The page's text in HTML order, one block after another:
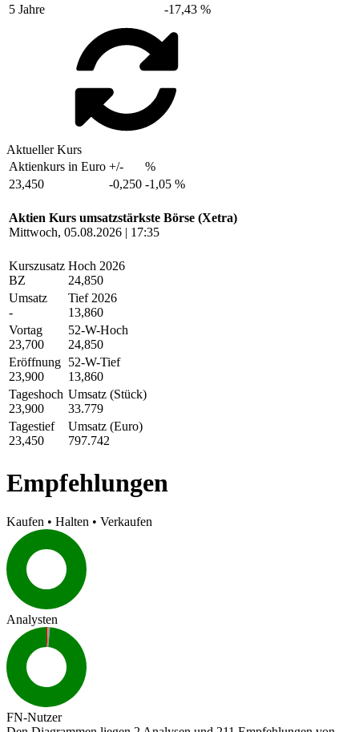
5 Jahre -17,43 %
Aktueller Kurs
Aktienkurs in Euro +/-
%
23,450
-0,250 -1,05 %
Aktien Kurs umsatzstärkste Börse (Xetra)
Mittwoch, 05.08.2026 | 17:35
Kurszusatz
BZ
Hoch 2026
24,850
Umsatz
-
Tief 2026
13,860
Vortag
23,700
52-W-Hoch
24,850
Eröffnung
23,900
52-W-Tief
13,860
Tageshoch
23,900
Umsatz (Stück)
33.779
Tagestief
23,450
Umsatz (Euro)
797.742
Empfehlungen
Kaufen • Halten • Verkaufen
Analysten
FN-Nutzer